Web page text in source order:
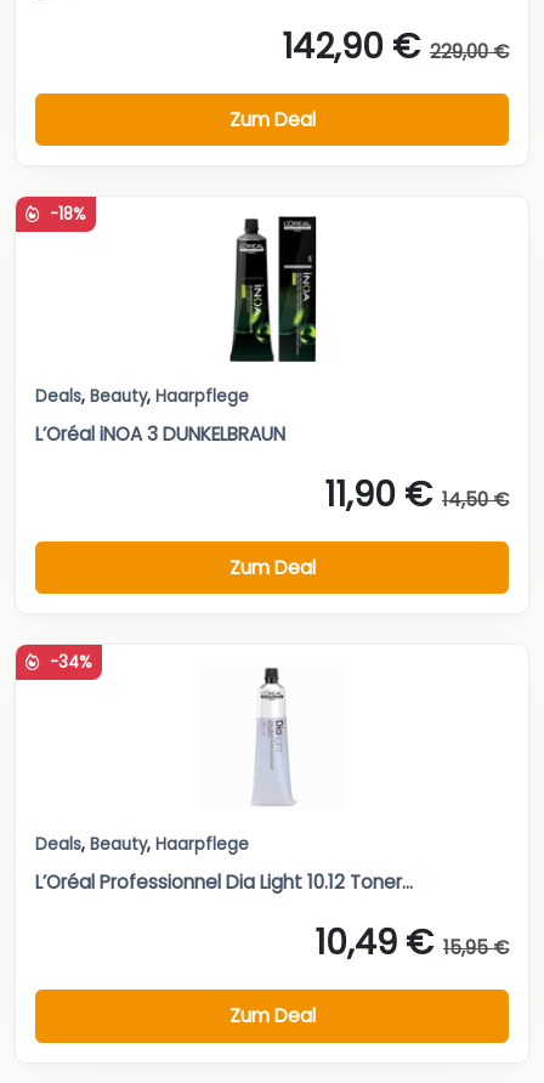
142,90 € 229,00 €
Zum Deal
-18%
Deals, Beauty, Haarpflege
L’Oréal iNOA 3 DUNKELBRAUN
11,90 € 14,50 €
Zum Deal
-34%
Deals, Beauty, Haarpflege
L’Oréal Professionnel Dia Light 10.12 Toner...
10,49 € 15,95 €
Zum Deal